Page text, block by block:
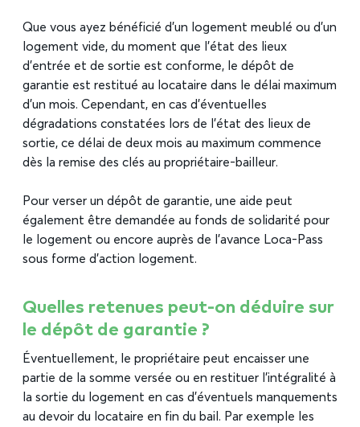
Que vous ayez bénéficié d’un logement meublé ou d’un
logement vide, du moment que l’état des lieux
d’entrée et de sortie est conforme, le dépôt de
garantie est restitué au locataire dans le délai maximum
d’un mois. Cependant, en cas d’éventuelles
dégradations constatées lors de l’état des lieux de
sortie, ce délai de deux mois au maximum commence
dès la remise des clés au propriétaire-bailleur.
Pour verser un dépôt de garantie, une aide peut
également être demandée au fonds de solidarité pour
le logement ou encore auprès de l’avance Loca-Pass
sous forme d’action logement.
Quelles retenues peut-on déduire sur
le dépôt de garantie ?
Éventuellement, le propriétaire peut encaisser une
partie de la somme versée ou en restituer l’intégralité à
la sortie du logement en cas d’éventuels manquements
au devoir du locataire en fin du bail. Par exemple les